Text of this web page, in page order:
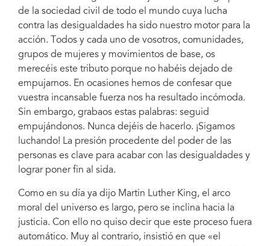
de la sociedad civil de todo el mundo cuya lucha
contra las desigualdades ha sido nuestro motor para la
acción. Todos y cada uno de vosotros, comunidades,
grupos de mujeres y movimientos de base, os
merecéis este tributo porque no habéis dejado de
empujarnos. En ocasiones hemos de confesar que
vuestra incansable fuerza nos ha resultado incómoda.
Sin embargo, grabaos estas palabras: seguid
empujándonos. Nunca dejéis de hacerlo. ¡Sigamos
luchando! La presión procedente del poder de las
personas es clave para acabar con las desigualdades y
lograr poner fin al sida.
Como en su día ya dijo Martin Luther King, el arco
moral del universo es largo, pero se inclina hacia la
justicia. Con ello no quiso decir que este proceso fuera
automático. Muy al contrario, insistió en que «el